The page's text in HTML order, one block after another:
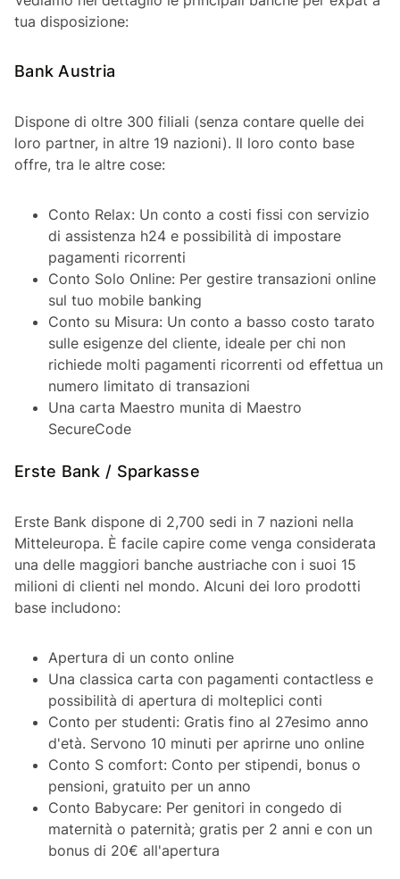
tua disposizione:
Bank Austria
Dispone di oltre 300 filiali (senza contare quelle dei
loro partner, in altre 19 nazioni). Il loro conto base
offre, tra le altre cose:
Conto Relax: Un conto a costi fissi con servizio
di assistenza h24 e possibilità di impostare
pagamenti ricorrenti
Conto Solo Online: Per gestire transazioni online
sul tuo mobile banking
Conto su Misura: Un conto a basso costo tarato
sulle esigenze del cliente, ideale per chi non
richiede molti pagamenti ricorrenti od effettua un
numero limitato di transazioni
Una carta Maestro munita di Maestro
SecureCode
Erste Bank / Sparkasse
Erste Bank dispone di 2,700 sedi in 7 nazioni nella
Mitteleuropa. È facile capire come venga considerata
una delle maggiori banche austriache con i suoi 15
milioni di clienti nel mondo. Alcuni dei loro prodotti
base includono:
Apertura di un conto online
Una classica carta con pagamenti contactless e
possibilità di apertura di molteplici conti
Conto per studenti: Gratis fino al 27esimo anno
d'età. Servono 10 minuti per aprirne uno online
Conto S comfort: Conto per stipendi, bonus o
pensioni, gratuito per un anno
Conto Babycare: Per genitori in congedo di
maternità o paternità; gratis per 2 anni e con un
bonus di 20€ all'apertura